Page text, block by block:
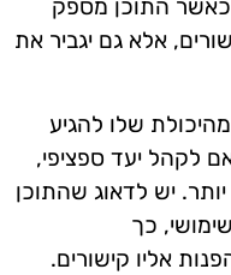
התוכן מספק
אלא גם יגביר את
שלו להגיע
לקהל יעד ספציפי,
יש לדאוג שהתוכן
כך
אליו קישורים.